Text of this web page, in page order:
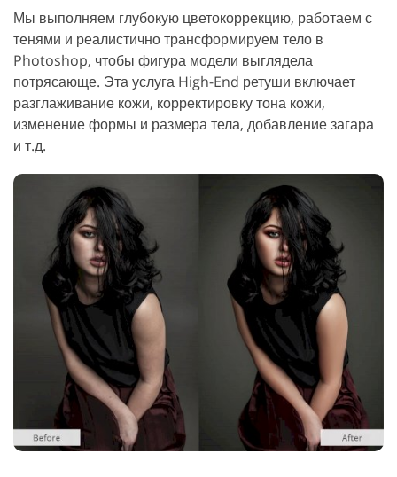
Мы выполняем глубокую цветокоррекцию, работаем с
тенями и реалистично трансформируем тело в
Photoshop, чтобы фигура модели выглядела
потрясающе. Эта услуга High-End ретуши включает
разглаживание кожи, корректировку тона кожи,
изменение формы и размера тела, добавление загара
и т.д.